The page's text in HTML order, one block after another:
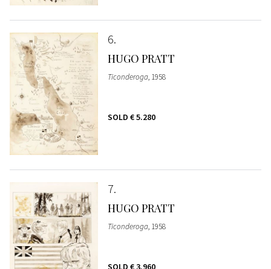
6
HUGO PRATT
Ticonderoga, 1958
SOLD € 5.280
7
HUGO PRATT
Ticonderoga, 1958
SOLD € 3.960